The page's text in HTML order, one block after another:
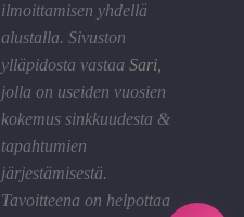
ilmoittamisen yhdellä
alustalla. Sivuston
ylläpidosta vastaa Sari,
jolla on useiden vuosien
kokemus sinkkuudesta &
tapahtumien
järjestämisestä.
Tavoitteena on helpottaa